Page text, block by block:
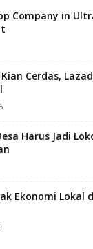
Company in
Cerdas,
Harus Jadi
Ekonomi Lokal